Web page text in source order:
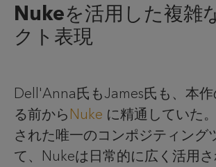
Nukeを活用した複雑
クト表現
Dell'Anna氏もJames氏も、本
る前から Nuke に精通していた
された唯一のコンポジティング
て、Nukeは日常的に広く活用